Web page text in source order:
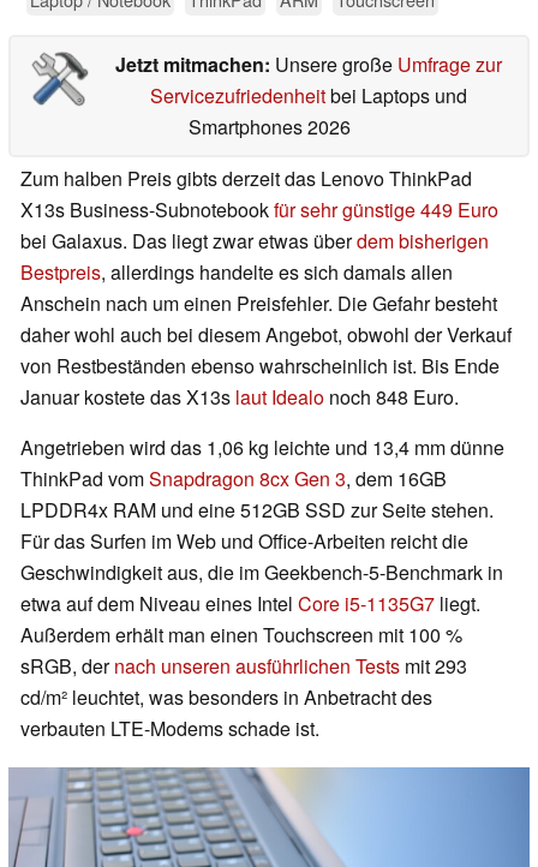
Jetzt mitmachen: Unsere große Umfrage zur
Servicezufriedenheitbei Laptops und
Smartphones 2026
Zum halben Preis gibts derzeit das Lenovo ThinkPad
X13s Business-Subnotebookfür sehr günstige 449 Euro
bei Galaxus. Das liegt zwar etwas überdem bisherigen
Bestpreis, allerdings handelte es sich damals allen
Anschein nach um einen Preisfehler. Die Gefahr besteht
daher wohl auch bei diesem Angebot, obwohl der Verkauf
von Restbeständen ebenso wahrscheinlich ist. Bis Ende
Januar kostete das X13s laut Idealo noch 848 Euro.
Angetrieben wird das 1,06 kg leichte und 13,4 mm dünne
ThinkPad vomSnapdragon 8cx Gen 3, dem 16GB
LPDDR4x RAM und eine 512GB SSD zur Seite stehen.
Für das Surfen im Web und Office-Arbeiten reicht die
Geschwindigkeit aus, die im Geekbench-5-Benchmark in
etwa auf dem Niveau eines Intel Core i5-1135G7 liegt.
Außerdem erhält man einen Touchscreen mit 100 %
sRGB, dernach unseren ausführlichen Tests mit 293
cd/m² leuchtet, was besonders in Anbetracht des
verbauten LTE-Modems schade ist.